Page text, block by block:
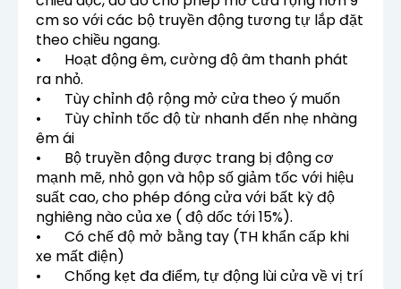
cm so với các bộ truyền động tương tự lắp đặt
theo chiều ngang.
•
Hoạt động êm, cường độ âm thanh phát
ra nhỏ.
•
Tùy chỉnh độ rộng mở cửa theo ý muốn
•
Tùy chỉnh tốc độ từ nhanh đến nhẹ nhàng
êm ái
•
Bộ truyền động được trang bị động cơ
mạnh mẽ, nhỏ gọn và hộp số giảm tốc với hiệu
suất cao, cho phép đóng cửa với bất kỳ độ
nghiêng nào của xe ( độ dốc tới 15%).
•
Có chế độ mở bằng tay (TH khẩn cấp khi
xe mất điện)
•
Chống kẹt đa điểm, tự động lùi cửa về vị trí